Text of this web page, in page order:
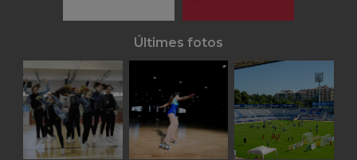
Últimes fotos